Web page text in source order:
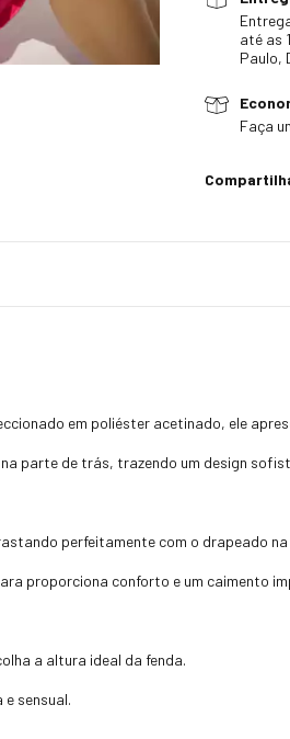
até as
Paulo,
Faça
em poliéster acetinado, ele
parte de trás, trazendo um design
perfeitamente com o drapeado
proporciona conforto e um caimento
a altura ideal da fenda.
sensual.